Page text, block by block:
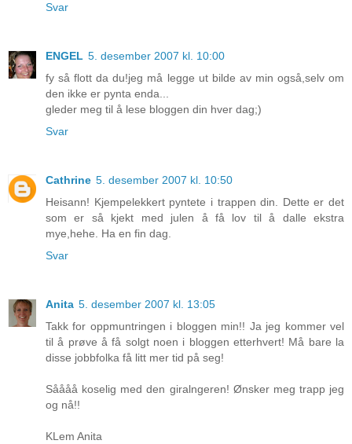
Svar
ENGEL 5. desember 2007 kl. 10:00
fy så flott da du!jeg må legge ut bilde av min også,selv om
den ikke er pynta enda...
gleder meg til å lese bloggen din hver dag;)
Svar
Cathrine 5. desember 2007 kl. 10:50
Heisann! Kjempelekkert pyntete i trappen din. Dette er det
som er så kjekt med julen å få lov til å dalle ekstra
mye,hehe. Ha en fin dag.
Svar
Anita 5. desember 2007 kl. 13:05
Takk for oppmuntringen i bloggen min!! Ja jeg kommer vel
til å prøve å få solgt noen i bloggen etterhvert! Må bare la
disse jobbfolka få litt mer tid på seg!
Såååå koselig med den giralngeren! Ønsker meg trapp jeg
og nå!!
KLem Anita